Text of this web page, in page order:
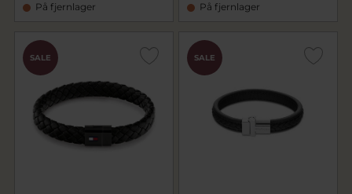
På fjernlager På fjernlager
SALE SALE